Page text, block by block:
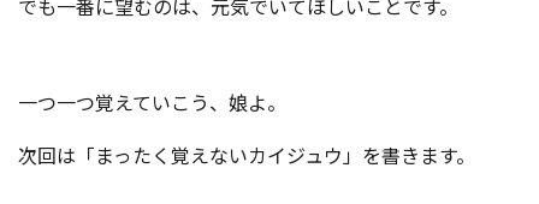
でも一番に望むのは、元気でいてほしいことです。
一つ一つ覚えていこう、娘よ。
次回は「まったく覚えないカイジュウ」を書きます。